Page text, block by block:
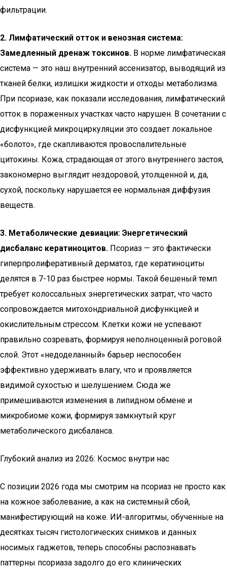
фильтрации.
2. Лимфатический отток и венозная система:
Замедленный дренаж токсинов. В норме лимфатическая
система — это наш внутренний ассенизатор, выводящий из
тканей белки, излишки жидкости и отходы метаболизма.
При псориазе, как показали исследования, лимфатический
отток в пораженных участках часто нарушен. В сочетании с
дисфункцией микроциркуляции это создает локальное
«болото», где скапливаются провоспалительные
цитокины. Кожа, страдающая от этого внутреннего застоя,
закономерно выглядит нездоровой, утолщенной и, да,
сухой, поскольку нарушается ее нормальная диффузия
веществ.
3. Метаболические девиации: Энергетический
дисбаланс кератиноцитов. Псориаз — это фактически
гиперпролиферативный дерматоз, где кератиноциты
делятся в 7-10 раз быстрее нормы. Такой бешеный темп
требует колоссальных энергетических затрат, что часто
сопровождается митохондриальной дисфункцией и
окислительным стрессом. Клетки кожи не успевают
правильно созревать, формируя неполноценный роговой
слой. Этот «недоделанный» барьер неспособен
эффективно удерживать влагу, что и проявляется
видимой сухостью и шелушением. Сюда же
примешиваются изменения в липидном обмене и
микробиоме кожи, формируя замкнутый круг
метаболического дисбаланса.
Глубокий анализ из 2026: Космос внутри нас
С позиции 2026 года мы смотрим на псориаз не просто как
на кожное заболевание, а как на системный сбой,
манифестирующий на коже. ИИ-алгоритмы, обученные на
десятках тысяч гистологических снимков и данных
носимых гаджетов, теперь способны распознавать
паттерны псориаза задолго до его клинических